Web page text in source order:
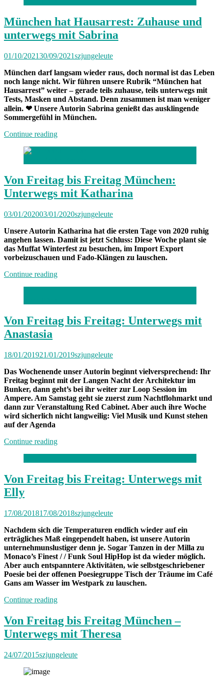
Unterwegs
mit
Amelie“
München hat Hausarrest: Zuhause und
unterwegs mit Sabrina
01/10/202130/09/2021szjungeleute
München darf langsam wieder raus, doch normal ist das Leben
noch lange nicht. Wir führen unsere Rubrik “München hat
Hausarrest” weiter – gerade teils zuhause, teils unterwegs mit
Tests, Masken und Abstand. Denn zusammen ist man weniger
allein. ❤ Unsere Autorin Sabrina genießt das ausklingende
Sommergefühl in München.
Continue reading„München
unterwegs
mit
Sabrina“
Von Freitag bis Freitag München:
Unterwegs mit Katharina
03/01/202003/01/2020szjungeleute
Unsere Autorin Katharina hat die ersten Tage von 2020 ruhig
angehen lassen. Damit ist jetzt Schluss: Diese Woche plant sie
das Muffat Winterfest zu besuchen, im Import Export
vorbeizuschauen und Fado-Klängen zu lauschen.
Continue reading„Von
Unterwegs
mit
Von Freitag bis Freitag: Unterwegs mit
Anastasia
18/01/201921/01/2019szjungeleute
Das Wochenende unser Autorin beginnt vielversprechend: Ihr
Freitag beginnt mit der Langen Nacht der Architektur im
Bunker, dann geht’s bei ihr weiter zur Loop Session im
Ampere. Am Samstag geht sie zuerst zum Nachtflohmarkt und
dann zur Veranstaltung Red Cabinet. Aber auch ihre Woche
wird sicherlich nicht langweilig: Viel Musik und Kunst stehen
auf der Agenda
Continue reading„Von
Unterwegs
mit
Von Freitag bis Freitag: Unterwegs mit
Elly
17/08/201817/08/2018szjungeleute
Nachdem sich die Temperaturen endlich wieder auf ein
erträgliches Maß eingependelt haben, ist unsere Autorin
unternehmunslustiger denn je. Sogar Tanzen in der Milla zu
Monaco’s Finest / / Funk Soul HipHop ist da wieder möglich.
Aber auch entspanntere Aktivitäten, wie selbstgeschriebener
Poesie bei der offenen Poesiegruppe Tisch der Träume im Café
Gans am Wasser im Westpark zu lauschen.
Continue reading„Von
bis
Freitag:
Unterwegs
Elly“
Von Freitag bis Freitag München –
Unterwegs mit Theresa
24/07/2015szjungeleute